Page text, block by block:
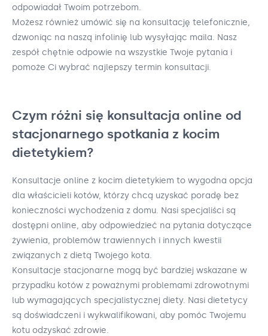
odpowiadał Twoim potrzebom.
Możesz również umówić się na konsultację telefonicznie,
dzwoniąc na naszą infolinię lub wysyłając maila. Nasz
zespół chętnie odpowie na wszystkie Twoje pytania i
pomoże Ci wybrać najlepszy termin konsultacji.
Czym różni się konsultacja online od
stacjonarnego spotkania z kocim
dietetykiem?
Konsultacje online z kocim dietetykiem to wygodna opcja
dla właścicieli kotów, którzy chcą uzyskać poradę bez
konieczności wychodzenia z domu. Nasi specjaliści są
dostępni online, aby odpowiedzieć na pytania dotyczące
żywienia, problemów trawiennych i innych kwestii
związanych z dietą Twojego kota.
Konsultacje stacjonarne mogą być bardziej wskazane w
przypadku kotów z poważnymi problemami zdrowotnymi
lub wymagających specjalistycznej diety. Nasi dietetycy
są doświadczeni i wykwalifikowani, aby pomóc Twojemu
kotu odzyskać zdrowie.